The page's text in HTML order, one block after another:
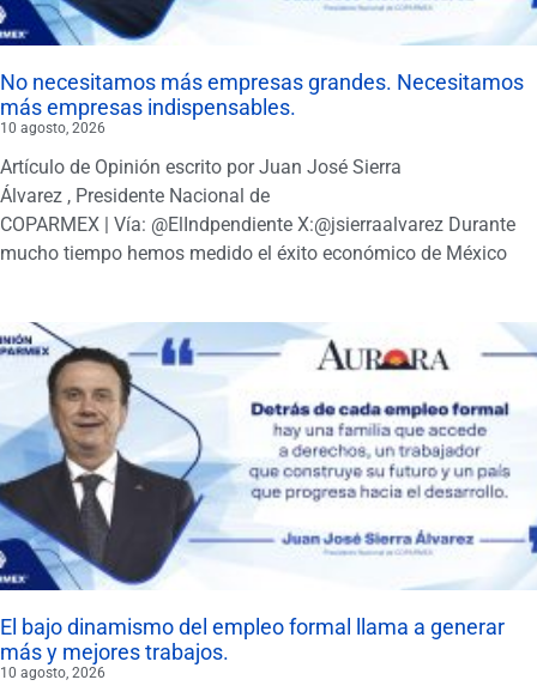
No necesitamos más empresas grandes. Necesitamos
más empresas indispensables.
10 agosto, 2026
Artículo de Opinión escrito por Juan José Sierra
Álvarez , Presidente Nacional de
COPARMEX | Vía: @ElIndpendiente X:@jsierraalvarez Durante
mucho tiempo hemos medido el éxito económico de México
El bajo dinamismo del empleo formal llama a generar
más y mejores trabajos.
10 agosto, 2026